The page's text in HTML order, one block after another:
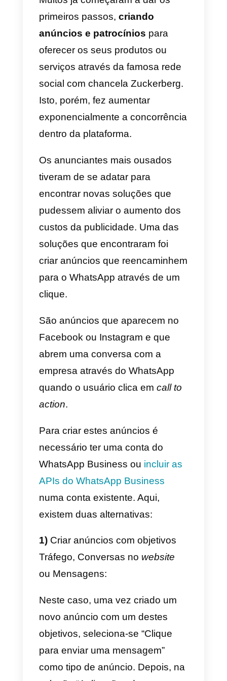
integrar o link para o WhatsApp
website
simplesmente
copiar o link para o interior das
páginaswebe dar ao usuário a
possibilidade de clicar quando
quer estabelecer uma conversa.
Contudo, esta solução acaba por
se revelar bastante primária e
pouco convidativa em termos
válida écriar um botão que
contém o linkpara abrir a
conversa do WhatsApp. Bastará
incorporar o link do WhatsApp
no interior de uma imagem
exemplo, o próprio ícone do
teu tráfego a estabelecer uma
conversa contigo.
Finalmente, para uma solução
te a instalar umwidget de chat
que é carregado em todas as
páginas dowebsite
apresentando-se como um
elemento fixo mesmo enquanto
sescrollanas páginas.
Desta forma, o widget de chat vai
acompanhar o visitante em todos
os cantos do teuwebsite
lhe assim a possibilidade de